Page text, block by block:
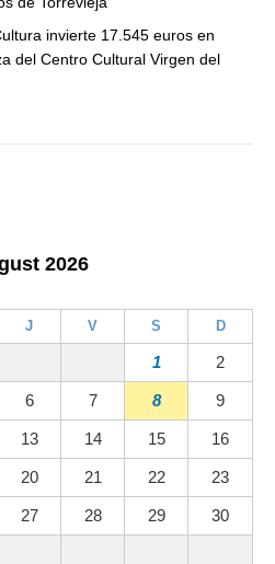
invierte 17.545 euros en
del Centro Cultural Virgen del
2026
J V S D
1 2
6 7 8 9
13 14 15 16
20 21 22 23
27 28 29 30